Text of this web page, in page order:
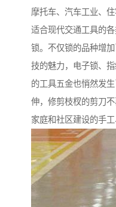
摩托车、汽车工业、
适合现代交通工具的
锁。不仅锁的品种增
技的魅力，电子锁、
的工具五金也悄然发
伸，修剪枝杈的剪刀
家庭和社区建设的手